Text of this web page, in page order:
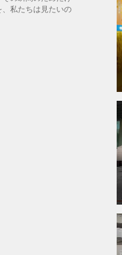
私たちは見たいの